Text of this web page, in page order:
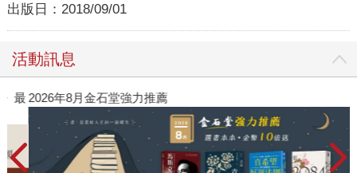
出版日： 2018/09/01
活動訊息
2026年8月金石堂強力推薦